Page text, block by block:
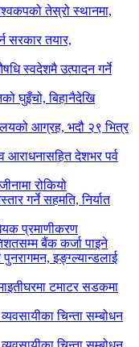
तेस्रो स्थानमा,
सरकार तयार,
स्वदेशमै उत्पादन गर्ने
घुइँचो, बिहानैदेखि
आग्रह, भदौ २९ भित्र
देशभर पर्व
रोकियो
गर्ने सहमति, निर्यात
प्रमाणीकरण
बैंक कर्जा पाइने
पुनरागमन, इङ्ग्ल्यान्डलाई
टमाटर सडकमा
चिन्ता सम्बोधन